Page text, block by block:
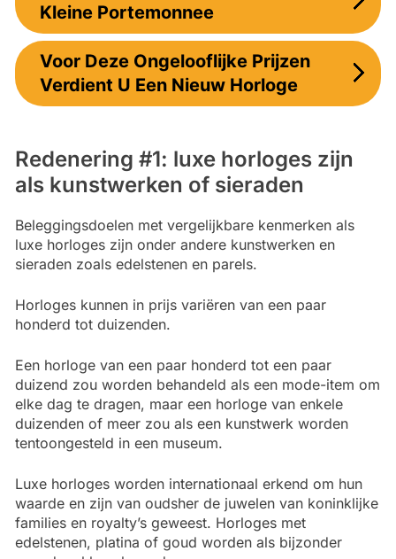
Kleine Portemonnee
Voor Deze Ongelooflijke Prijzen
Verdient U Een Nieuw Horloge
Redenering #1: luxe horloges zijn
als kunstwerken of sieraden
Beleggingsdoelen met vergelijkbare kenmerken als
luxe horloges zijn onder andere kunstwerken en
sieraden zoals edelstenen en parels.
Horloges kunnen in prijs variëren van een paar
honderd tot duizenden.
Een horloge van een paar honderd tot een paar
duizend zou worden behandeld als een mode-item om
elke dag te dragen, maar een horloge van enkele
duizenden of meer zou als een kunstwerk worden
tentoongesteld in een museum.
Luxe horloges worden internationaal erkend om hun
waarde en zijn van oudsher de juwelen van koninklijke
families en royalty’s geweest. Horloges met
edelstenen, platina of goud worden als bijzonder